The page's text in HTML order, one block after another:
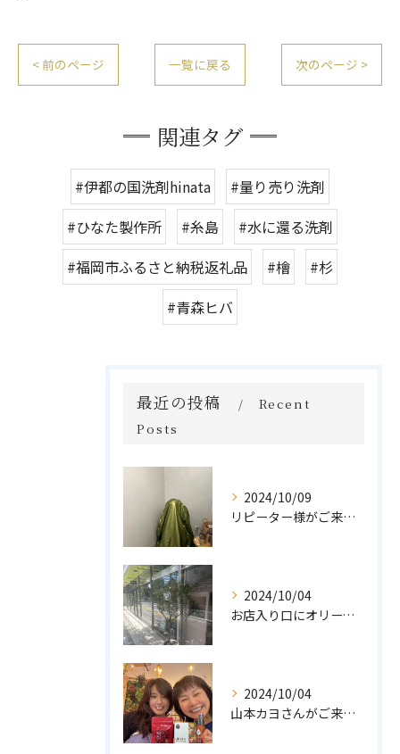
< 前のページ 一覧に戻る 次のページ >
関連タグ
#伊都の国洗剤hinata
#量り売り洗剤
#ひなた製作所
#糸島
#水に還る洗剤
#福岡市ふるさと納税返礼品
#檜
#杉
#青森ヒバ
最近の投稿
Recent
Posts
2024/10/09
リピーター様がご来店🌿オーガニックよもぎハーブ蒸し
2024/10/04
お店入り口にオリーブの木を置きました🌲
2024/10/04
山本カヨさんがご来店💓